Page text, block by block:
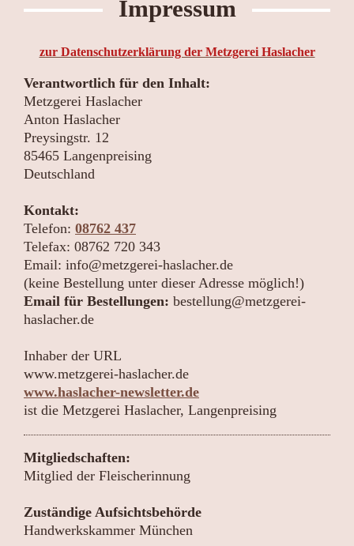
Impressum
zur Datenschutzerklärung der Metzgerei Haslacher
Verantwortlich für den Inhalt:
Metzgerei Haslacher
Anton Haslacher
Preysingstr. 12
85465 Langenpreising
Deutschland
Kontakt:
Telefon: 08762 437
Telefax: 08762 720 343
Email: info@metzgerei-haslacher.de
(keine Bestellung unter dieser Adresse möglich!)
Email für Bestellungen: bestellung@metzgerei-
haslacher.de
Inhaber der URL
www.metzgerei-haslacher.de
www.haslacher-newsletter.de
ist die Metzgerei Haslacher, Langenpreising
Mitgliedschaften:
Mitglied der Fleischerinnung
Zuständige Aufsichtsbehörde
Handwerkskammer München